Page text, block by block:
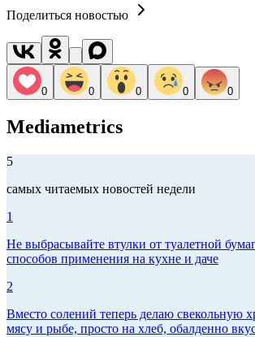
Поделиться новостью
0 0 0 0 0
Mediametrics
5
самых читаемых новостей недели
1
Не выбрасывайте втулки от туалетной
способов применения на кухне и даче
2
Вместо солений теперь делаю свекольную
мясу и рыбе, просто на хлеб, обалденно